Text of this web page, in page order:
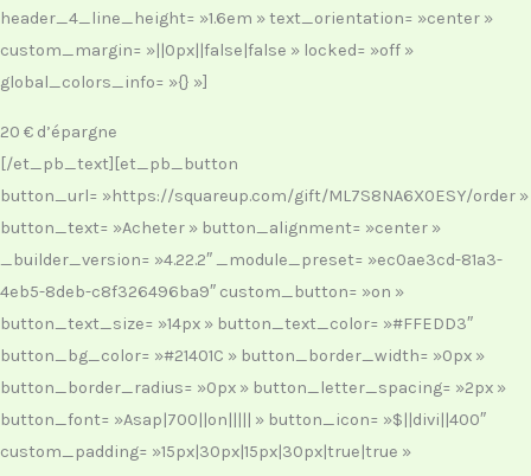
header_4_line_height= »1.6em » text_orientation= »center »
custom_margin= »||0px||false|false » locked= »off »
global_colors_info= »{} »]
20 € d’épargne
[/et_pb_text][et_pb_button
button_url= »https://squareup.com/gift/ML7S8NA6X0ESY/order »
button_text= »Acheter » button_alignment= »center »
_builder_version= »4.22.2″ _module_preset= »ec0ae3cd-81a3-
4eb5-8deb-c8f326496ba9″ custom_button= »on »
button_text_size= »14px » button_text_color= »#FFEDD3″
button_bg_color= »#21401C » button_border_width= »0px »
button_border_radius= »0px » button_letter_spacing= »2px »
button_font= »Asap|700||on||||| » button_icon= »$||divi||400″
custom_padding= »15px|30px|15px|30px|true|true »